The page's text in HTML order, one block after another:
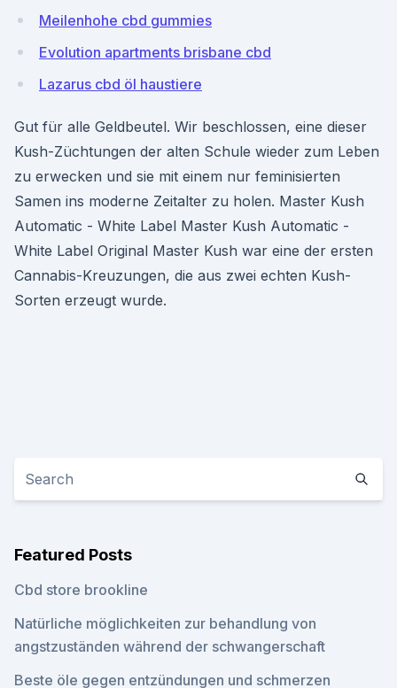
Meilenhohe cbd gummies
Evolution apartments brisbane cbd
Lazarus cbd öl haustiere
Gut für alle Geldbeutel. Wir beschlossen, eine dieser
Kush-Züchtungen der alten Schule wieder zum Leben
zu erwecken und sie mit einem nur feminisierten
Samen ins moderne Zeitalter zu holen. Master Kush
Automatic - White Label Master Kush Automatic -
White Label Original Master Kush war eine der ersten
Cannabis-Kreuzungen, die aus zwei echten Kush-
Sorten erzeugt wurde.
Featured Posts
Cbd store brookline
Natürliche möglichkeiten zur behandlung von
angstzuständen während der schwangerschaft
Beste öle gegen entzündungen und schmerzen